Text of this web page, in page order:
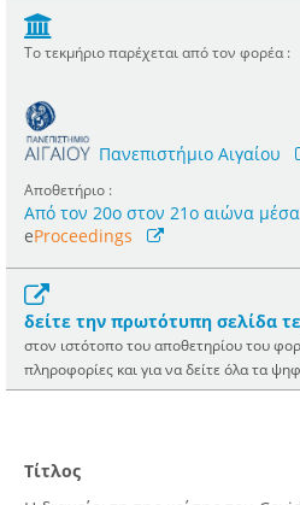
Το τεκμήριο παρέχεται από τον φορέα :
Πανεπιστήμιο Αιγαίου
Αποθετήριο :
Από τον 20ο στον 21ο αιώνα
eProceedings
δείτε την πρωτότυπη σελίδα
στον ιστότοπο του αποθετηρίου του
πληροφορίες και για να δείτε όλα τα
Τίτλος